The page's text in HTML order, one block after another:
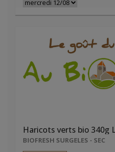
Haricots verts bio 340g
BIOFRESH SURGELES - SEC